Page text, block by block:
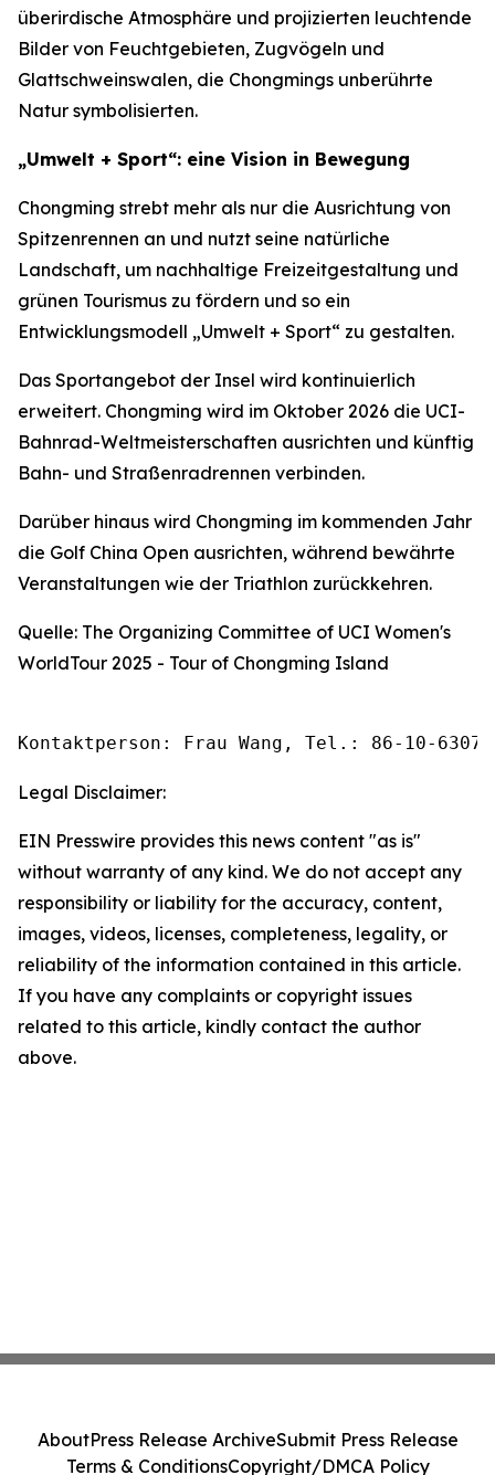
überirdische Atmosphäre und projizierten leuchtende
Bilder von Feuchtgebieten, Zugvögeln und
Glattschweinswalen, die Chongmings unberührte
Natur symbolisierten.
„Umwelt + Sport“: eine Vision in Bewegung
Chongming strebt mehr als nur die Ausrichtung von
Spitzenrennen an und nutzt seine natürliche
Landschaft, um nachhaltige Freizeitgestaltung und
grünen Tourismus zu fördern und so ein
Entwicklungsmodell „Umwelt + Sport“ zu gestalten.
Das Sportangebot der Insel wird kontinuierlich
erweitert. Chongming wird im Oktober 2026 die UCI-
Bahnrad-Weltmeisterschaften ausrichten und künftig
Bahn- und Straßenradrennen verbinden.
Darüber hinaus wird Chongming im kommenden Jahr
die Golf China Open ausrichten, während bewährte
Veranstaltungen wie der Triathlon zurückkehren.
Quelle: The Organizing Committee of UCI Women's
WorldTour 2025 - Tour of Chongming Island
Kontaktperson: Frau Wang, Tel.: 86-10-
Legal Disclaimer:
EIN Presswire provides this news content "as is"
without warranty of any kind. We do not accept any
responsibility or liability for the accuracy, content,
images, videos, licenses, completeness, legality, or
reliability of the information contained in this article.
If you have any complaints or copyright issues
related to this article, kindly contact the author
above.
AboutPress Release ArchiveSubmit Press Release
Terms & ConditionsCopyright/DMCA Policy